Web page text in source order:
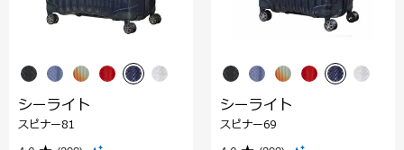
シーライト
スピナー81
シーライト
スピナー69